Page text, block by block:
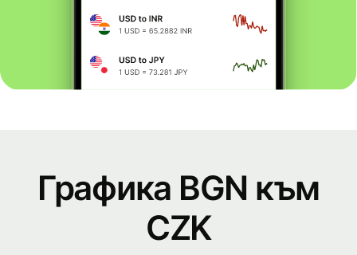
Графика BGN към
CZK